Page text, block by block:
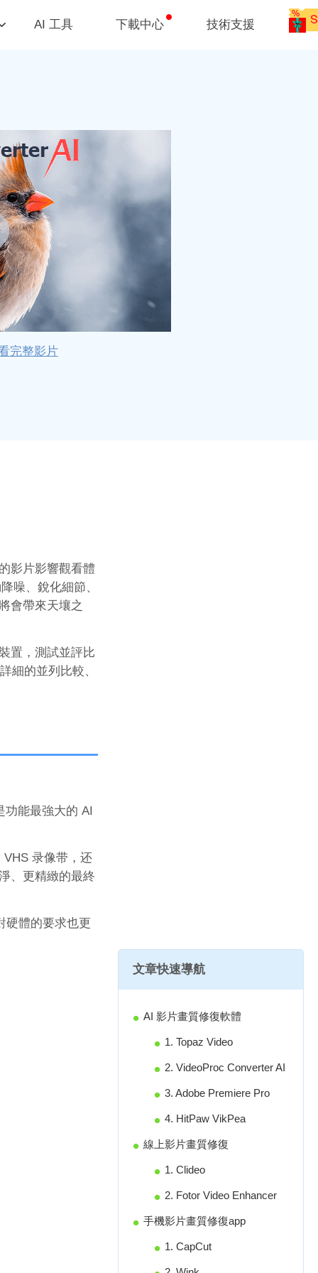
AI 工具 下載中心 技術支援
完整影片
文章快速導航
AI 影片畫質修復軟體
1. Topaz Video
2. VideoProc Converter AI
3. Adobe Premiere Pro
4. HitPaw VikPea
線上影片畫質修復
1. Clideo
2. Fotor Video Enhancer
手機影片畫質修復app
1. CapCut
影片影響觀看體
噪、銳化細節、
會帶來天壤之
置，測試並評比
細的並列比較、
能最強大的 AI
录像带，还
、更精緻的最終
硬體的要求也更